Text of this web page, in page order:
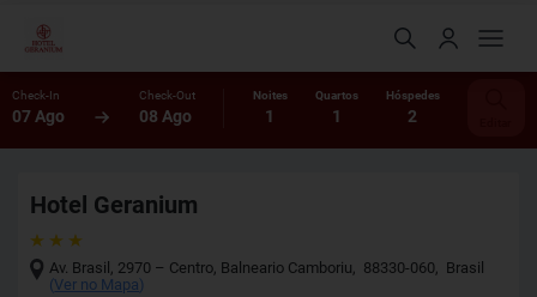
Check-In
07 Ago
Check-Out
08 Ago
Noites
1
Quartos
1
Hóspedes
2
Hotel Geranium
Av. Brasil, 2970 – Centro, Balneario Camboriu, 88330-060, Brasil
(Ver no Mapa)